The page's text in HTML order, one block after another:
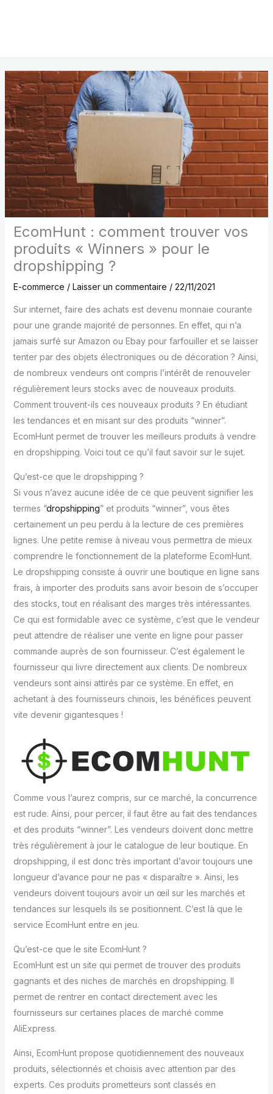
EcomHunt : comment trouver vos
produits « Winners » pour le
dropshipping ?
E-commerce / Laisser un commentaire / 22/11/2021
Sur internet, faire des achats est devenu monnaie courante
pour une grande majorité de personnes. En effet, qui n’a
jamais surfé sur Amazon ou Ebay pour farfouiller et se laisser
tenter par des objets électroniques ou de décoration ? Ainsi,
de nombreux vendeurs ont compris l’intérêt de renouveler
régulièrement leurs stocks avec de nouveaux produits.
Comment trouvent-ils ces nouveaux produits ? En étudiant
les tendances et en misant sur des produits “winner”.
EcomHunt permet de trouver les meilleurs produits à vendre
en dropshipping. Voici tout ce qu’il faut savoir sur le sujet.
Qu’est-ce que le dropshipping ?
Si vous n’avez aucune idée de ce que peuvent signifier les
termes “dropshipping” et produits “winner”, vous êtes
certainement un peu perdu à la lecture de ces premières
lignes. Une petite remise à niveau vous permettra de mieux
comprendre le fonctionnement de la plateforme EcomHunt.
Le dropshipping consiste à ouvrir une boutique en ligne sans
frais, à importer des produits sans avoir besoin de s’occuper
des stocks, tout en réalisant des marges très intéressantes.
Ce qui est formidable avec ce système, c’est que le vendeur
peut attendre de réaliser une vente en ligne pour passer
commande auprès de son fournisseur. C’est également le
fournisseur qui livre directement aux clients. De nombreux
vendeurs sont ainsi attirés par ce système. En effet, en
achetant à des fournisseurs chinois, les bénéfices peuvent
vite devenir gigantesques !
Comme vous l’aurez compris, sur ce marché, la concurrence
est rude. Ainsi, pour percer, il faut être au fait des tendances
et des produits “winner”. Les vendeurs doivent donc mettre
très régulièrement à jour le catalogue de leur boutique. En
dropshipping, il est donc très important d’avoir toujours une
longueur d’avance pour ne pas « disparaître ». Ainsi, les
vendeurs doivent toujours avoir un œil sur les marchés et
tendances sur lesquels ils se positionnent. C’est là que le
service EcomHunt entre en jeu.
Qu’est-ce que le site EcomHunt ?
EcomHunt est un site qui permet de trouver des produits
gagnants et des niches de marchés en dropshipping. Il
permet de rentrer en contact directement avec les
fournisseurs sur certaines places de marché comme
AliExpress.
Ainsi, EcomHunt propose quotidiennement des nouveaux
produits, sélectionnés et choisis avec attention par des
experts. Ces produits prometteurs sont classés en